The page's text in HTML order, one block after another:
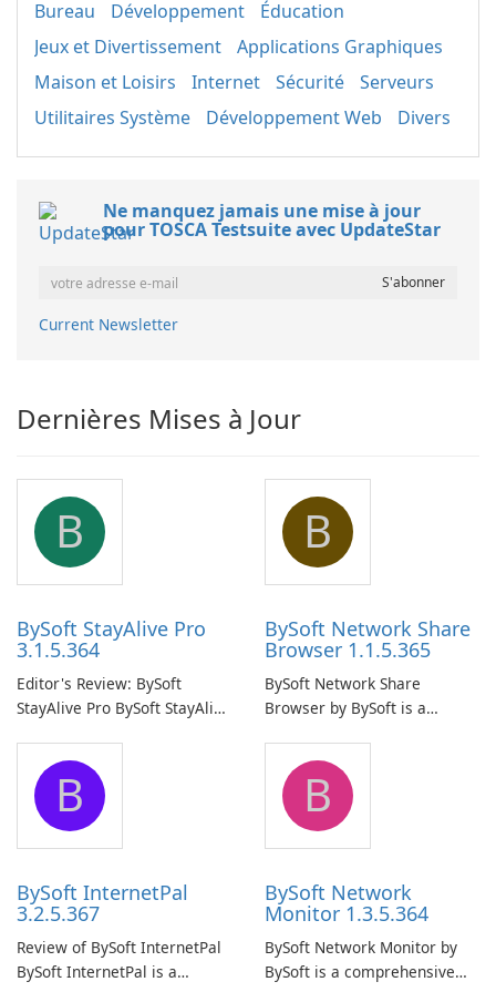
Bureau
Développement
Éducation
Jeux et Divertissement
Applications Graphiques
Maison et Loisirs
Internet Sécurité
Serveurs
Utilitaires Système
Développement Web Divers
Ne manquez jamais une mise à jour
pour TOSCA Testsuite avec UpdateStar
Current Newsletter
Dernières Mises à Jour
B
BySoft StayAlive Pro
3.1.5.364
Editor's Review: BySoft
StayAlive Pro BySoft StayAlive
application designed to
ensure the continuous and
uninterrupted operation of
your computer system.
B
BySoft Network Share
Browser 1.1.5.365
BySoft Network Share
Browser by BySoft is a
application that allows users
to easily browse and manage
shared folders on their
network.
B
BySoft InternetPal
3.2.5.367
Review of BySoft InternetPal
BySoft InternetPal is a
B
BySoft Network
Monitor 1.3.5.364
BySoft Network Monitor by
BySoft is a comprehensive